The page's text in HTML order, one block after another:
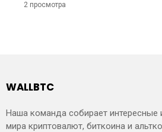
2 просмотра
WALLBTC
Наша команда собирает интересные
мира криптовалют, биткоина и